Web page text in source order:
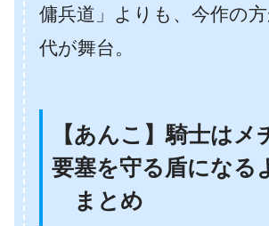
傭兵道」よりも、今作の
代が舞台。
【あんこ】騎士はメ
要塞を守る盾になる
まとめ